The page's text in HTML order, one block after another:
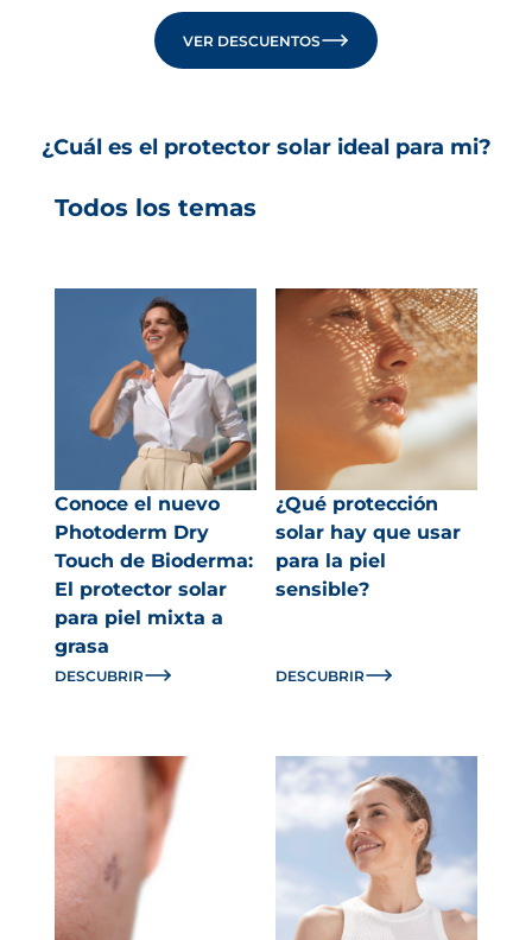
VER DESCUENTOS
¿Cuál es el protector solar ideal para mi?
Todos los temas
Conoce el nuevo
Photoderm Dry
Touch de Bioderma:
El protector solar
para piel mixta a
grasa
DESCUBRIR
¿Qué protección
solar hay que usar
para la piel
sensible?
DESCUBRIR